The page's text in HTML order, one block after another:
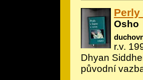
Perly
Osho
r.v.
Dhyan
původní